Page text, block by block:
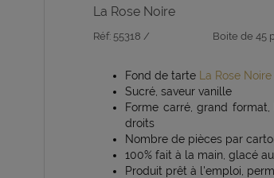
La Rose Noire
Réf: 55318 / Boite de 45
Fond de tarte La Rose Noire
Sucré, saveur vanille
Forme carré, grand
droits
Nombre de pièces par
100% fait à la main, glacé
Produit prêt à l'emploi,